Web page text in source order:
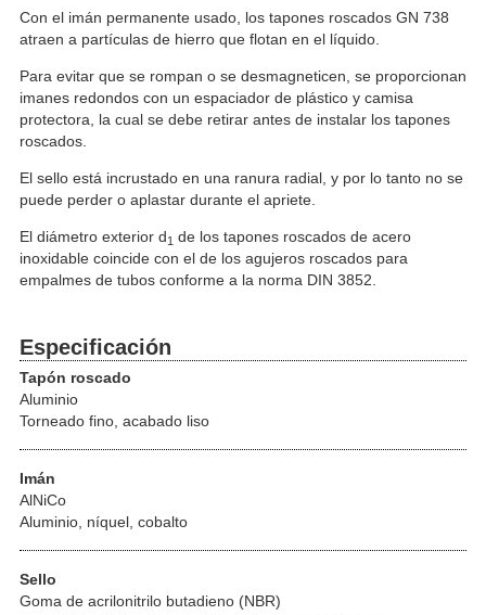
Con el imán permanente usado, los tapones roscados GN 738
atraen a partículas de hierro que flotan en el líquido.
Para evitar que se rompan o se desmagneticen, se proporcionan
imanes redondos con un espaciador de plástico y camisa
protectora, la cual se debe retirar antes de instalar los tapones
roscados.
El sello está incrustado en una ranura radial, y por lo tanto no se
puede perder o aplastar durante el apriete.
El diámetro exterior d1 de los tapones roscados de acero
inoxidable coincide con el de los agujeros roscados para
empalmes de tubos conforme a la norma DIN 3852.
Especificación
Tapón roscado
Aluminio
Torneado fino, acabado liso
Imán
AlNiCo
Aluminio, níquel, cobalto
Sello
Goma de acrilonitrilo butadieno (NBR)